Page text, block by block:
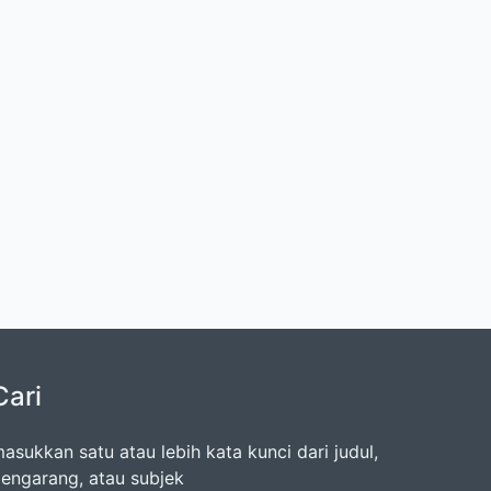
satu atau lebih kata kunci dari judul,
atau subjek